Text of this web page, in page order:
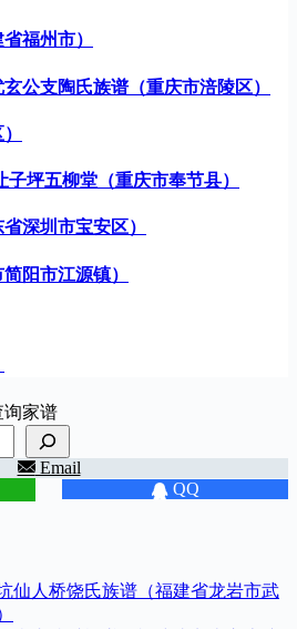
福州市）
公支陶氏族谱（重庆市涪陵区）
坪五柳堂（重庆市奉节县）
深圳市宝安区）
阳市江源镇）
询家谱
Email
QQ
仙人桥饶氏族谱（福建省龙岩市武